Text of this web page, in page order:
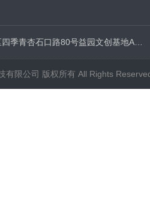
有限公司 版权所有 All Rights